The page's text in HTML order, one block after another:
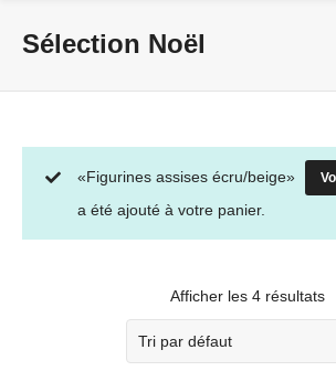
Sélection Noël
«Figurines assises écru/beige»
a été ajouté à votre panier.
Afficher les 4 résultats